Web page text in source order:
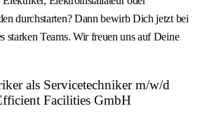
durchstarten? Dann bewirb Dich jetzt bei
starken Teams. Wir freuen uns auf Deine
als Servicetechniker m/w/d
Facilities GmbH